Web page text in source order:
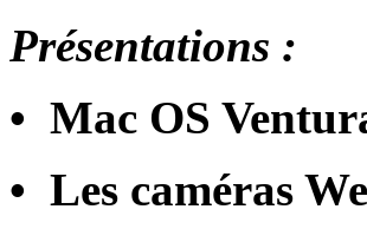
Présentations :
• Mac OS
• Les caméras